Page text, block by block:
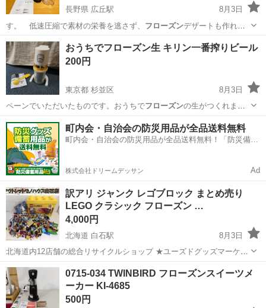
長野県 広丘駅
8月3日
す。 低速圧縮で素材の栄養を逃さず、 フローズンデザートも作れる
便利な1台です。 2…
長野 塩尻市 広丘駅 キッチン家電
おうちでフローズン生 キリン一番搾りビール
200円
東京都 杉並区
8月3日
ペーンでいただいたものです。おうちでフローズンの生がつくれま
す。 実家にあったも…
東京 杉並区 調理器具
町内会・自治会の防災用品が全品送料無料
町内会・自治会の防災用品が全品送料無料！「防災備蓄
株式会社ドリームデッサン Ad
訳アリ ジャンク レゴブロック まとめ売り
LEGO クラシック フローズン …
4,000円
北海道 白石駅
8月3日
北海道内12店舗の総合リサイクルショップ ★ユーズドグッズマーケッ
ト★ アウトレットモノハウス白石店 ※営業時間外のお問い合わせは
翌営業日に順次ご返答させていただきます。 営業時間 9:30～
19:30 ...
北海道 札幌市 白石駅 おもちゃ フローズン
0715-034 TWINBIRD フローズンスイーツメ
ーカー KI-4685
500円